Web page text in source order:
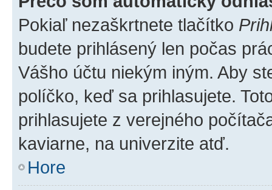
Pokiaľ nezaškrtnete tlačítko
budete prihlásený len počas
Vášho účtu niekým iným. Aby
políčko, keď sa prihlasujete.
prihlasujete z verejného
kaviarne, na univerzite atď.
Hore